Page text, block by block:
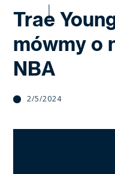
Trae
mówmy o
NBA
2/5/2024